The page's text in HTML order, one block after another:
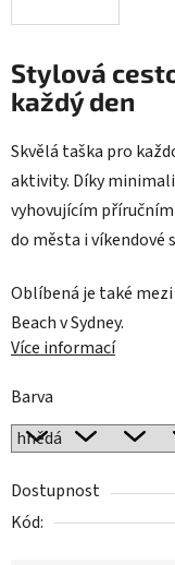
Stylová
každý den
Skvělá taška pro
aktivity. Díky
vyhovujícím
do města i víkendové
Oblíbená je také
BeachvSydney.
Více informací
Barva
Dostupnost
Kód: